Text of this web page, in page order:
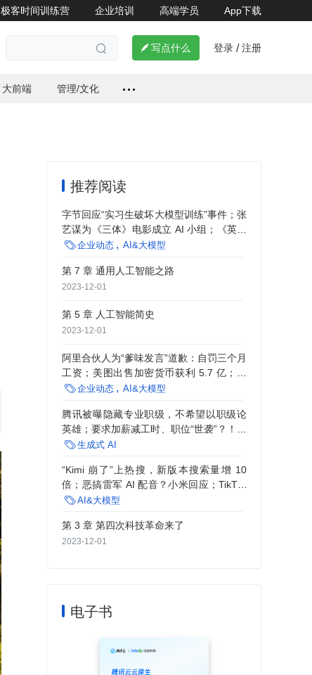
极客时间训练营 企业培训 高端学员 App下载
  写点什么 登录 / 注册
大前端 管理/文化
推荐阅读
字节回应“实习生破坏大模型训练”事件；张
艺谋为《三体》电影成立 AI 小组；《英雄
联盟》团队裁员：补偿至少半年工资 | AI
企业动态 AI&大模型
第 7 章 通用人工智能之路
2023-12-01
第 5 章 人工智能简史
2023-12-01
阿里合伙人为“爹味发言”道歉：自罚三个月
工资；美图出售加密货币获利 5.7 亿；亏
损 11 亿、上市对赌失败，公司启动全员降
企业动态 AI&大模型
腾讯被曝隐藏专业职级，不希望以职级论
英雄；要求加薪减工时、职位“世袭”？！印
度三星离谱罢工；“拒绝跑步被辞退”当事人
生成式 AI
“Kimi 崩了”上热搜，新版本搜索量增 10
倍；恶搞雷军 AI 配音？小米回应；TikTok
马来西亚大裁员，全用 AI 审核｜AI 周报
AI&大模型
第 3 章 第四次科技革命来了
2023-12-01
电子书